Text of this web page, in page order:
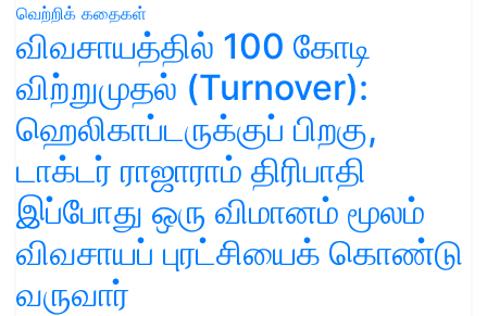
வெற்றிக் கதைகள்
விவசாயத்தில் 100 கோடி
விற்றுமுதல் (Turnover):
ஹெலிகாப்டருக்குப் பிறகு,
டாக்டர் ராஜாராம் திரிபாதி
இப்போது ஒரு விமானம் மூலம்
விவசாயப் புரட்சியைக் கொண்டு
வருவார்